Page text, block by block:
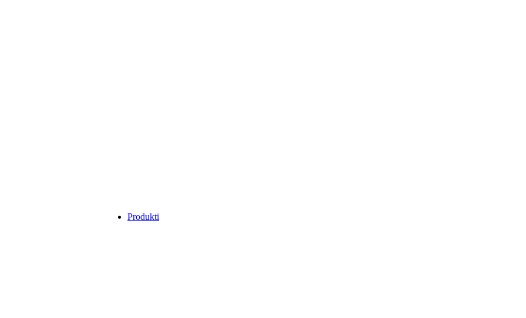
Produkti